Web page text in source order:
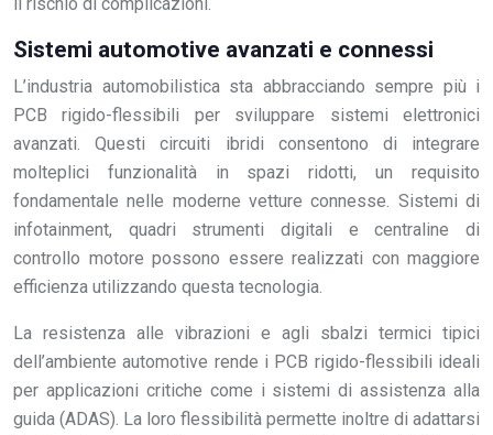
Sistemi automotive avanzati e connessi
L’industria automobilistica sta abbracciando sempre più i
PCB rigido-flessibili per sviluppare sistemi elettronici
avanzati. Questi circuiti ibridi consentono di integrare
molteplici funzionalità in spazi ridotti, un requisito
fondamentale nelle moderne vetture connesse. Sistemi di
infotainment, quadri strumenti digitali e centraline di
controllo motore possono essere realizzati con maggiore
efficienza utilizzando questa tecnologia.
La resistenza alle vibrazioni e agli sbalzi termici tipici
dell’ambiente automotive rende i PCB rigido-flessibili ideali
per applicazioni critiche come i sistemi di assistenza alla
guida (ADAS). La loro flessibilità permette inoltre di adattarsi